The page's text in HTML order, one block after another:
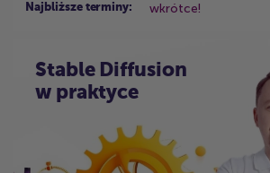
Najbliższe terminy: wkrótce!
Stable Diffusion
w praktyce